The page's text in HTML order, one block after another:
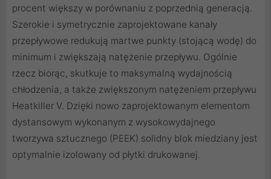
procent większy w porównaniu z poprzednią generacją.
Szerokie i symetrycznie zaprojektowane kanały
przepływowe redukują martwe punkty (stojącą wodę) do
minimum i zwiększają natężenie przepływu. Ogólnie
rzecz biorąc, skutkuje to maksymalną wydajnością
chłodzenia, a także zwiększonym natężeniem przepływu
Heatkiller V. Dzięki nowo zaprojektowanym elementom
dystansowym wykonanym z wysokowydajnego
tworzywa sztucznego (PEEK) solidny blok miedziany jest
optymalnie izolowany od płytki drukowanej.